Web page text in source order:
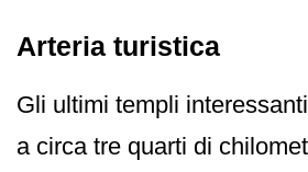
Arteria turistica
Gli ultimi templi
a circa tre quarti di